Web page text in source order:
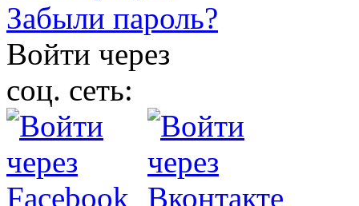
Забыли пароль?
Войти через
соц. сеть: